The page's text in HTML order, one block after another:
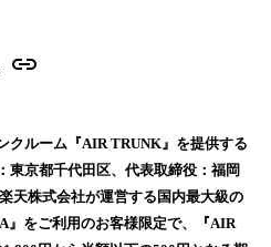
クルーム『AIR TRUNK』を提供する
東京都千代田区、代表取締役：福岡
天株式会社が運営する国内最大級の
』をご利用のお客様限定で、『AIR